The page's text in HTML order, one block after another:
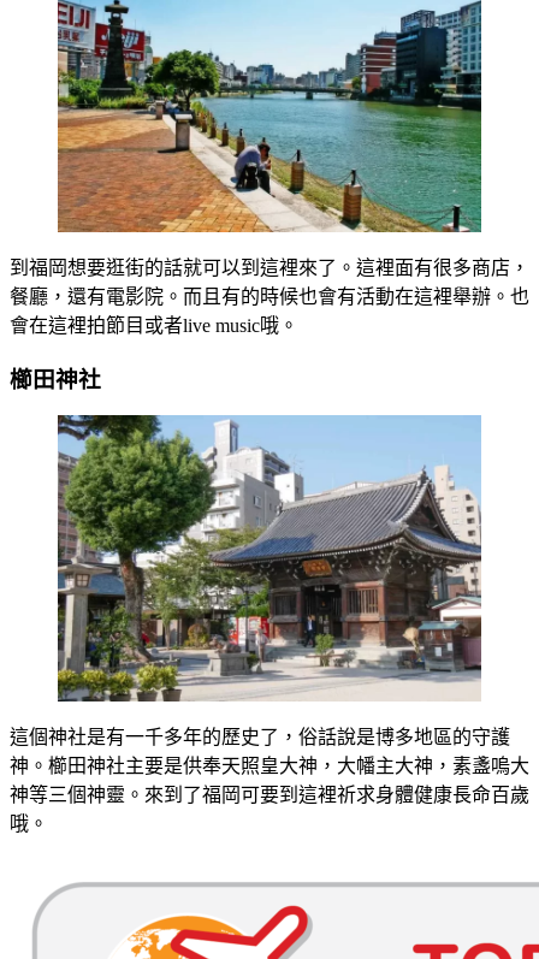
到福岡想要逛街的話就可以到這裡來了。這裡面有很多商店，
餐廳，還有電影院。而且有的時候也會有活動在這裡舉辦。也
會在這裡拍節目或者live music哦。
櫛田神社
這個神社是有一千多年的歷史了，俗話說是博多地區的守護
神。櫛田神社主要是供奉天照皇大神，大幡主大神，素盞嗚大
神等三個神靈。來到了福岡可要到這裡祈求身體健康長命百歲
哦。